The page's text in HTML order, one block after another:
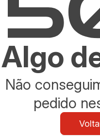
Algo
Não
pedido